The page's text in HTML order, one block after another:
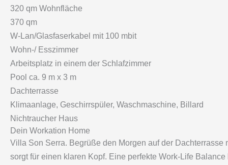
320 qm Wohnfläche
370 qm
W-Lan/Glasfaserkabel mit 100 mbit
Wohn-/ Esszimmer
Arbeitsplatz in einem der Schlafzimmer
Pool ca. 9 m x 3 m
Dachterrasse
Klimaanlage, Geschirrspüler, Waschmaschine, Billard
Nichtraucher Haus
Dein Workation Home
Villa Son Serra. Begrüße den Morgen auf der
sorgt für einen klaren Kopf. Eine perfekte Work-Life